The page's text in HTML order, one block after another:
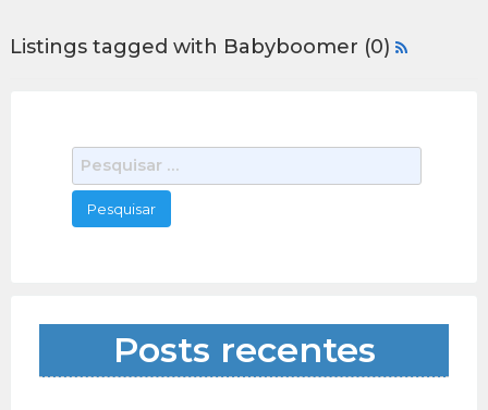
Listings tagged with Babyboomer (0)
e
q
a
Posts recentes